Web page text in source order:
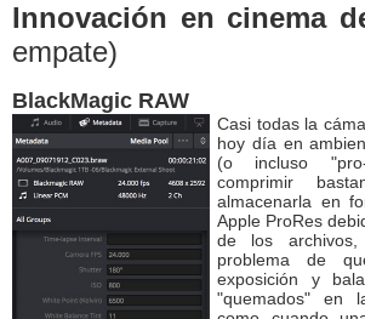
Innovación en cinema
empate)
BlackMagic RAW
Casi todas la
hoy día en
(o incluso "pro-
comprimir
almacenarla en
Apple ProRes
de los
problema de
exposición y
"quemados" en